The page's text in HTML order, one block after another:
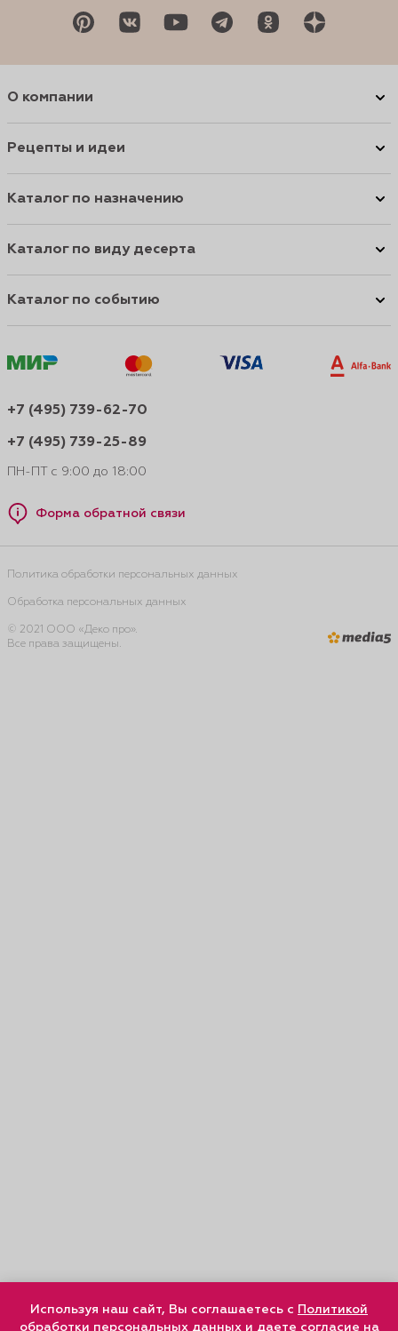
О компании
Рецепты и идеи
Каталог по назначению
Каталог по виду десерта
Каталог по событию
+7 (495) 739-62-70
+7 (495) 739-25-89
ПН-ПТ с 9:00 до 18:00
Форма обратной связи
Политика обработки персональных данных
Обработка персональных данных
© 2021 ООО «Деко про».
Все права защищены.
Используя наш сайт, Вы соглашаетесь с Политикой
обработки персональных данныхи даете согласие на